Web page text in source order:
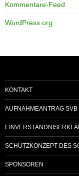
Kommentare-Feed
WordPress.org
KONTAKT
AUFNAHMEANTRAG SVB
SCHUTZKONZEPT DES
SPONSOREN